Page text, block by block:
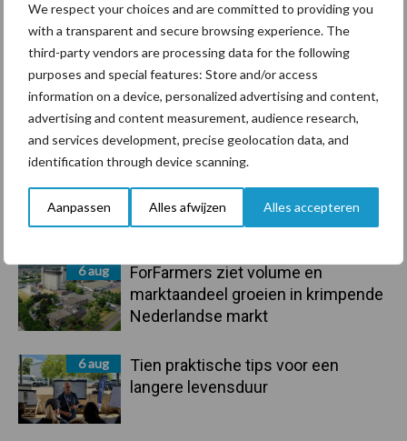
We respect your choices and are committed to providing you
with a transparent and secure browsing experience. The
third-party vendors are processing data for the following
purposes and special features: Store and/or access
information on a device, personalized advertising and content,
advertising and content measurement, audience research,
and services development, precise geolocation data, and
identification through device scanning.
Aanpassen Alles afwijzen Alles accepteren
Primaire
Sidebar
Recent nieuws Partner nieuws
Grondstoffenmarkt blijft grillig:
droogte en geopolitiek houden
handel in de greep
onderschatte risicofactor voor
mastitis
6 aug
ForFarmers ziet volume en
marktaandeel groeien in krimpende
Nederlandse markt
6 aug
Tien praktische tips voor een
langere levensduur